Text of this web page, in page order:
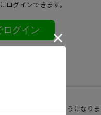
グインできます。
ログイン
下さい。
買い物ができるようになりま